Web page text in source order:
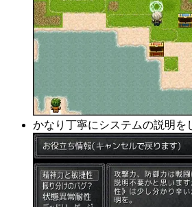
かなり丁寧にシステムの説明を